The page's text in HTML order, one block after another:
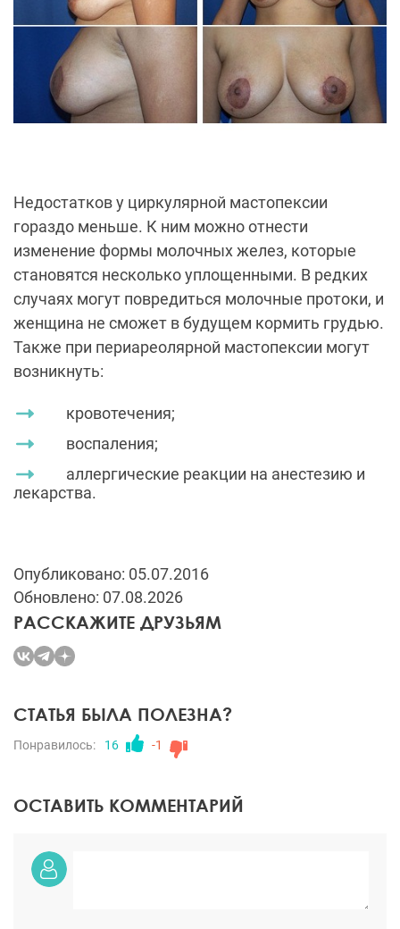
Недостатков у циркулярной мастопексии
гораздо меньше. К ним можно отнести
изменение формы молочных желез, которые
становятся несколько уплощенными. В редких
случаях могут повредиться молочные протоки, и
женщина не сможет в будущем кормить грудью.
Также при периареолярной мастопексии могут
возникнуть:
кровотечения;
воспаления;
аллергические реакции на анестезию и
лекарства.
Опубликовано: 05.07.2016
Обновлено: 07.08.2026
РАССКАЖИТЕ ДРУЗЬЯМ
СТАТЬЯ БЫЛА ПОЛЕЗНА?
Понравилось: 16 -1
ОСТАВИТЬ КОММЕНТАРИЙ